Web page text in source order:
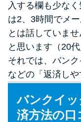
入する欄も少な
は2、3時間でメ
とは話していま
と思います（20
それでは、バン
などの「返済しや
バンクイッ
済方法の口